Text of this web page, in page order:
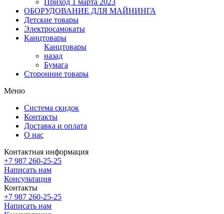
Приход 1 марта 2023
ОБОРУДОВАНИЕ ДЛЯ МАЙНИНГА
Детские товары
Электросамокаты
Канцтовары
Канцтовары
назад
Бумага
Сторонние товары
Меню
Система скидок
Контакты
Доставка и оплата
О нас
Контактная информация
+7 987 260-25-25
Написать нам
Консультация
Контакты
+7 987 260-25-25
Написать нам